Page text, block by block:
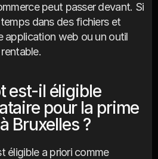
peut passer devant. Si
dans des fichiers et
application web ou un outil
est-il éligible
pour la prime
Bruxelles ?
éligible a priori comme